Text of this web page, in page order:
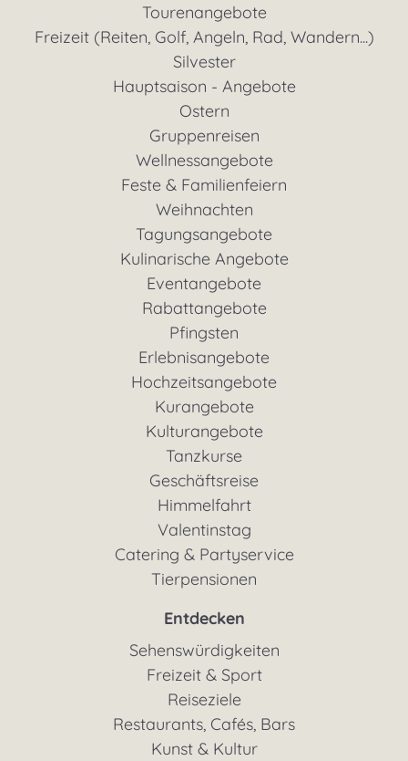
Tourenangebote
Freizeit (Reiten, Golf, Angeln, Rad, Wandern...)
Silvester
Hauptsaison - Angebote
Ostern
Gruppenreisen
Wellnessangebote
Feste & Familienfeiern
Weihnachten
Tagungsangebote
Kulinarische Angebote
Eventangebote
Rabattangebote
Pfingsten
Erlebnisangebote
Hochzeitsangebote
Kurangebote
Kulturangebote
Tanzkurse
Geschäftsreise
Himmelfahrt
Valentinstag
Catering & Partyservice
Tierpensionen
Entdecken
Sehenswürdigkeiten
Freizeit & Sport
Reiseziele
Restaurants, Cafés, Bars
Kunst & Kultur